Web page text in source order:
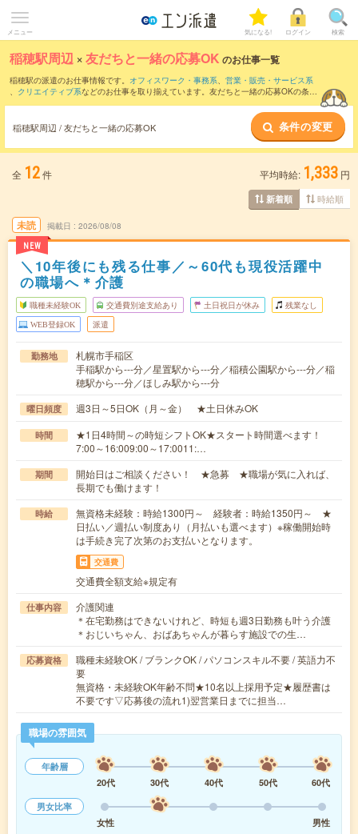
メニュー 気になる! ログイン 検索
稲穂駅周辺 ×友だちと一緒の応募OK のお仕事一覧
稲穂駅の派遣のお仕事情報です。 オフィスワーク・事務系、 営業・販売・サービス系
、 クリエイティブ系などのお仕事を取り揃えています。友だちと一緒の応募OKの条件
稲穂駅周辺 / 友だちと一緒の応募OK 条件の変更
全 12件 平均時給: 1,333 円
新着順 時給順
未読
NEW
掲載日 2026/08/08
＼10年後にも残る仕事／～60代も現役活躍中
の職場へ＊介護
職種未経験OK 交通費別途支給あり 土日祝日が休み 残業なし
WEB登録OK 派遣
勤務地
札幌市手稲区
手稲駅から---分／星置駅から---分／稲積公園駅から---分／稲
穂駅から---分／ほしみ駅から---分
曜日頻度 週3日～5日OK（月～金） ★土日休みOK
時間
★1日4時間～の時短シフトOK★スタート時間選べます！
7:00～16:009:00～17:0011:…
期間
開始日はご相談ください！ ★急募 ★職場が気に入れば、
長期でも働けます！
時給
無資格未経験：時給1300円～ 経験者：時給1350円～ ★
日払い／週払い制度あり（月払いも選べます）※稼働開始時
は手続き完了次第のお支払いとなります。
交通費
交通費全額支給※規定有
仕事内容
介護関連
＊在宅勤務はできないけれど、時短も週3日勤務も叶う介護
＊おじいちゃん、おばあちゃんが暮らす施設での生…
応募資格
職種未経験OK / ブランクOK / パソコンスキル不要 / 英語力不
要
無資格・未経験OK年齢不問★10名以上採用予定★履歴書は
不要です▽応募後の流れ1)翌営業日までに担当…
職場の雰囲気
年齢層
20代
30代 40代 50代
60代
男女比率
女性
男性